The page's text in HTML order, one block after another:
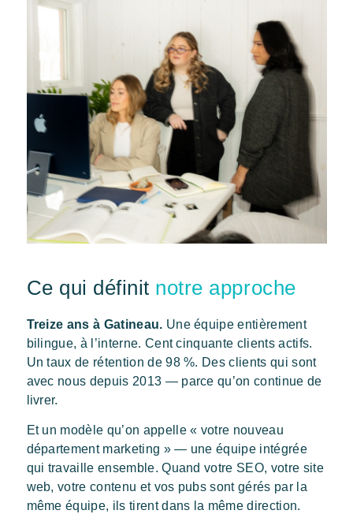
Ce qui définit notre approche
Treize ans à Gatineau. Une équipe entièrement
bilingue, à l’interne. Cent cinquante clients actifs.
Un taux de rétention de 98 %. Des clients qui sont
avec nous depuis 2013 — parce qu’on continue de
livrer.
Et un modèle qu’on appelle « votre nouveau
département marketing » — une équipe intégrée
qui travaille ensemble. Quand votre SEO, votre site
web, votre contenu et vos pubs sont gérés par la
même équipe, ils tirent dans la même direction.